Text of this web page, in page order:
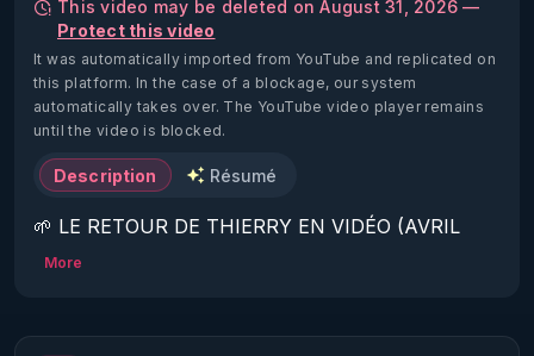
This video may be deleted on August 31, 2026 —
Protect this video
It was automatically imported from YouTube and replicated on
this platform. In the case of a blockage, our system
automatically takes over. The YouTube video player remains
until the video is blocked.
Description Résumé
🌱 LE RETOUR DE THIERRY EN VIDÉO (AVRIL
2022)!
https://www.rgnr.fr/presentation.html
More